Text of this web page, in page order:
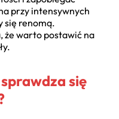
przy intensywnych
się renomą.
że warto postawić na
się